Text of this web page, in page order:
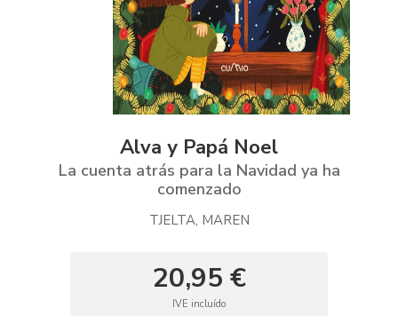
Alva y Papá Noel
La cuenta atrás para la Navidad ya ha
comenzado
TJELTA, MAREN
20,95 €
IVE incluído